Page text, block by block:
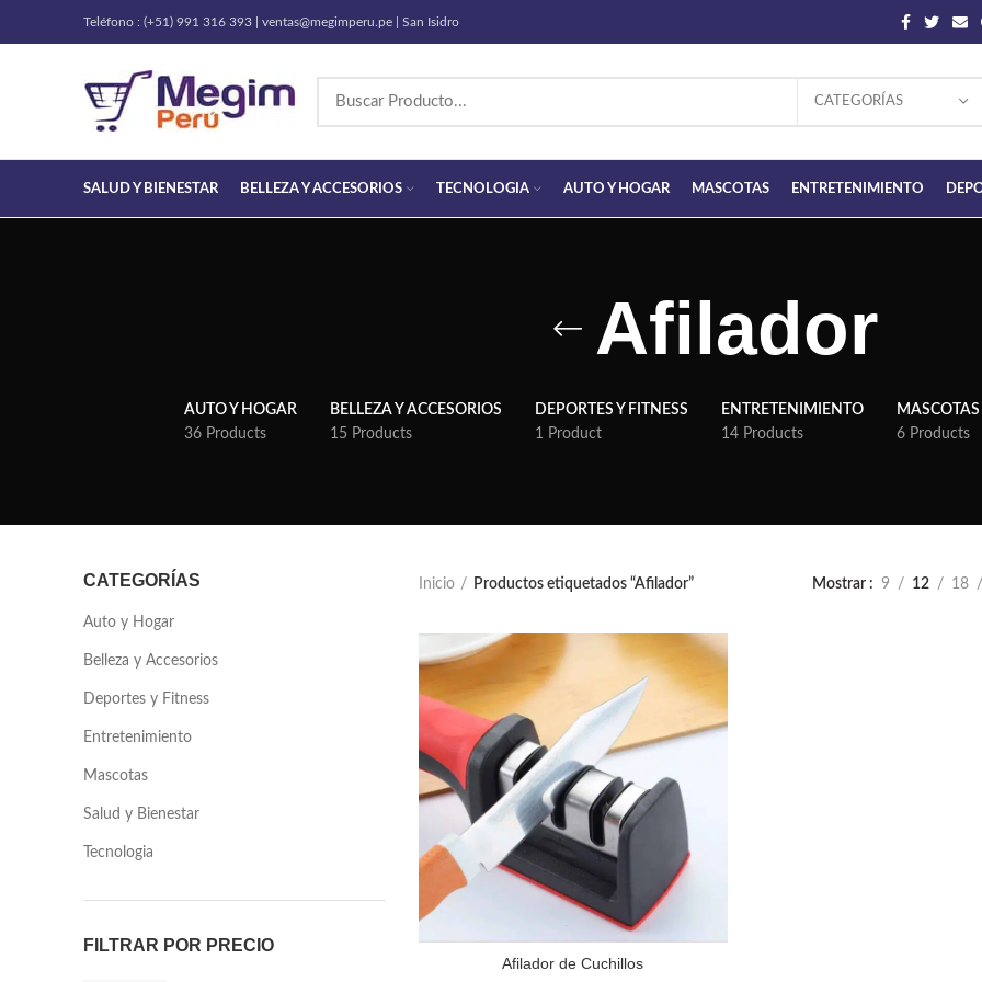
Teléfono : (+51) 991 316 393 | ventas@megimperu.pe | San Isidro
CATEGORÍAS
SALUD Y BIENESTAR BELLEZA Y ACCESORIOS TECNOLOGIA AUTO Y HOGAR MASCOTAS ENTRETENIMIENTO
Afilador
AUTO Y HOGAR
36 Products
BELLEZA Y ACCESORIOS
15 Products
DEPORTES Y FITNESS
1 Product
ENTRETENIMIENTO
14 Products
MASCOTAS
6 Products
CATEGORÍAS
Auto y Hogar
Belleza y Accesorios
Deportes y Fitness
Entretenimiento
Mascotas
Salud y Bienestar
Tecnologia
FILTRAR POR PRECIO
Inicio Productos etiquetados “Afilador” Mostrar 9 12 18
Afilador de Cuchillos